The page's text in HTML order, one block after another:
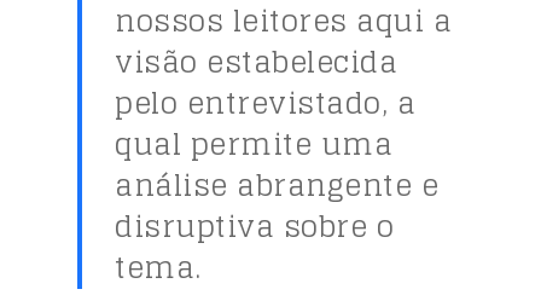
nossos leitores aqui a
visão estabelecida
pelo entrevistado, a
qual permite uma
análise abrangente e
disruptiva sobre o
tema.